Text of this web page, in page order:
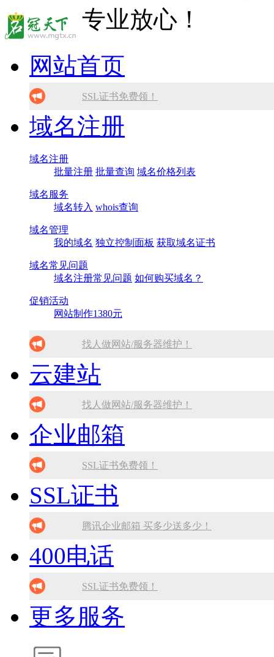
网站首页
SSL证书免费领！
腾讯企业邮箱 买多少送多少！
10分钟做网站 只需1380元！
找人做网站/服务器维护！
域名注册
域名注册
批量注册 批量查询 域名价格列表
域名服务
域名转入 whois查询
域名管理
我的域名 独立控制面板 获取域名证书
域名常见问题
域名注册常见问题 如何购买域名？
促销活动
网站制作1380元
找人做网站/服务器维护！
SSL证书免费领！
腾讯企业邮箱 买多少送多少！
免备案虚拟主机，只需199元!
云建站
找人做网站/服务器维护！
SSL证书免费领！
腾讯企业邮箱 买多少送多少！
免备案虚拟主机，只需199元!
企业邮箱
SSL证书免费领！
腾讯企业邮箱 买多少送多少！
免备案虚拟主机，只需199元!
10分钟做网站 只需1380元！
SSL证书
腾讯企业邮箱 买多少送多少！
免备案虚拟主机，只需199元!
10分钟做网站 只需1380元！
找人做网站/服务器维护！
400电话
SSL证书免费领！
腾讯企业邮箱 买多少送多少！
更多服务